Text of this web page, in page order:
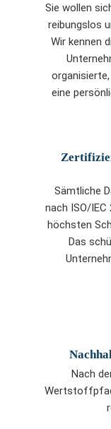
Sie wollen
reibungslos
Wir kennen
eine
Sämtliche
nach ISO/
höchsten
Das
Nach